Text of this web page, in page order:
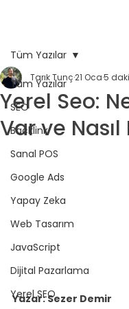
Tüm Yazılar
SEO
Backlink
Sanal POS
Google Ads
Yapay Zeka
Web Tasarım
JavaScript
Dijital Pazarlama
Yerel SEO
Tüm Yazılar
Yerel Seo:
Var ve Nasıl
Tarık Tunç21 Oca5
Yazar: Sezer Demir